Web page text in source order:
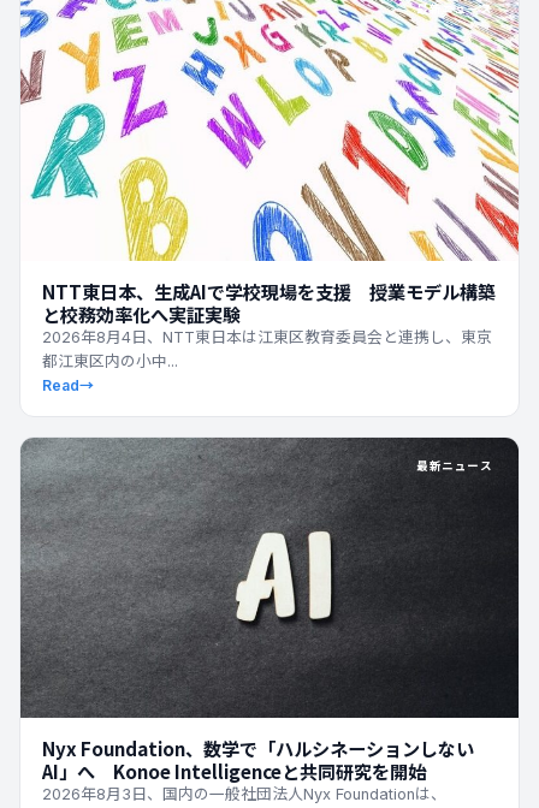
最新ニュース
NTT東日本、生成AIで学校現場を支援 授業モデル構築
と校務効率化へ実証実験
2026年8月4日、NTT東日本は江東区教育委員会と連携し、東京
都江東区内の小中...
Read→
最新ニュース
Nyx Foundation、数学で「ハルシネーションしない
AI」へ Konoe Intelligenceと共同研究を開始
2026年8月3日、国内の一般社団法人Nyx Foundationは、